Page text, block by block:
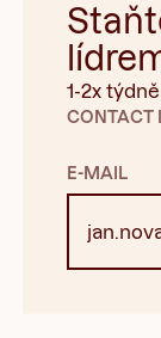
1-2x
CONTACT
E-MAIL